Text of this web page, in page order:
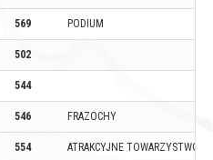
569 PODIUM
502
544
546 FRAZOCHY
554 ATRAKCYJNE TOWARZYSTWO